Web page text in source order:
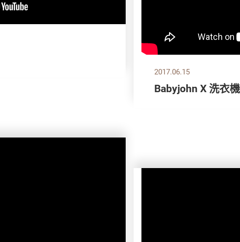
2017.06.15
Babyjohn X 洗衣機